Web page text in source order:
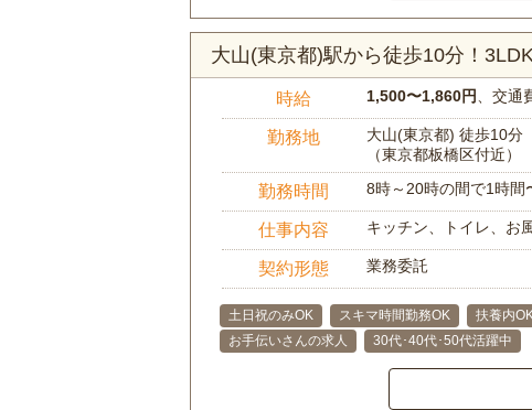
大山(東京都)駅から徒歩10分！
時給 1,500〜1,860円 、交
勤務地
大山(東京都) 徒歩10分
（東京都板橋区付近）
勤務時間 8時～20時の間で1時間
仕事内容 キッチン、トイレ、お
契約形態 業務委託
土日祝のみOK スキマ時間勤務OK 扶養内
お手伝いさんの求人
30代･40代･50代活躍中